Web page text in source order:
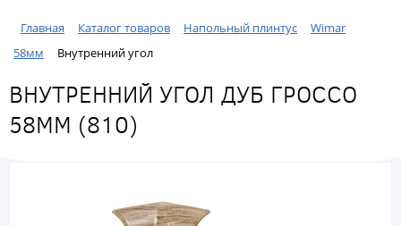
Главная Каталог товаров Напольный плинтус
Wimar
58мм
Внутренний угол
ВНУТРЕННИЙ УГОЛ ДУБ ГРОССО
58ММ (810)